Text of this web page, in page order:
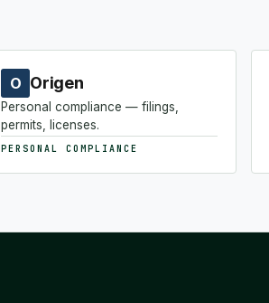
O Origen
Personal compliance — filings,
permits, licenses.
PERSONAL COMPLIANCE